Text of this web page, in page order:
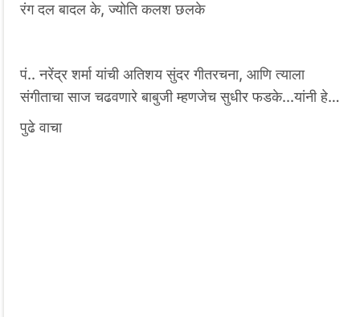
रंग दल बादल के, ज्योति कलश छलके
पं.. नरेंद्र शर्मा यांची अतिशय सुंदर गीतरचना, आणि त्याला
संगीताचा साज चढवणारे बाबुजी म्हणजेच सुधीर फडके...यांनी हे…
पुढे वाचा